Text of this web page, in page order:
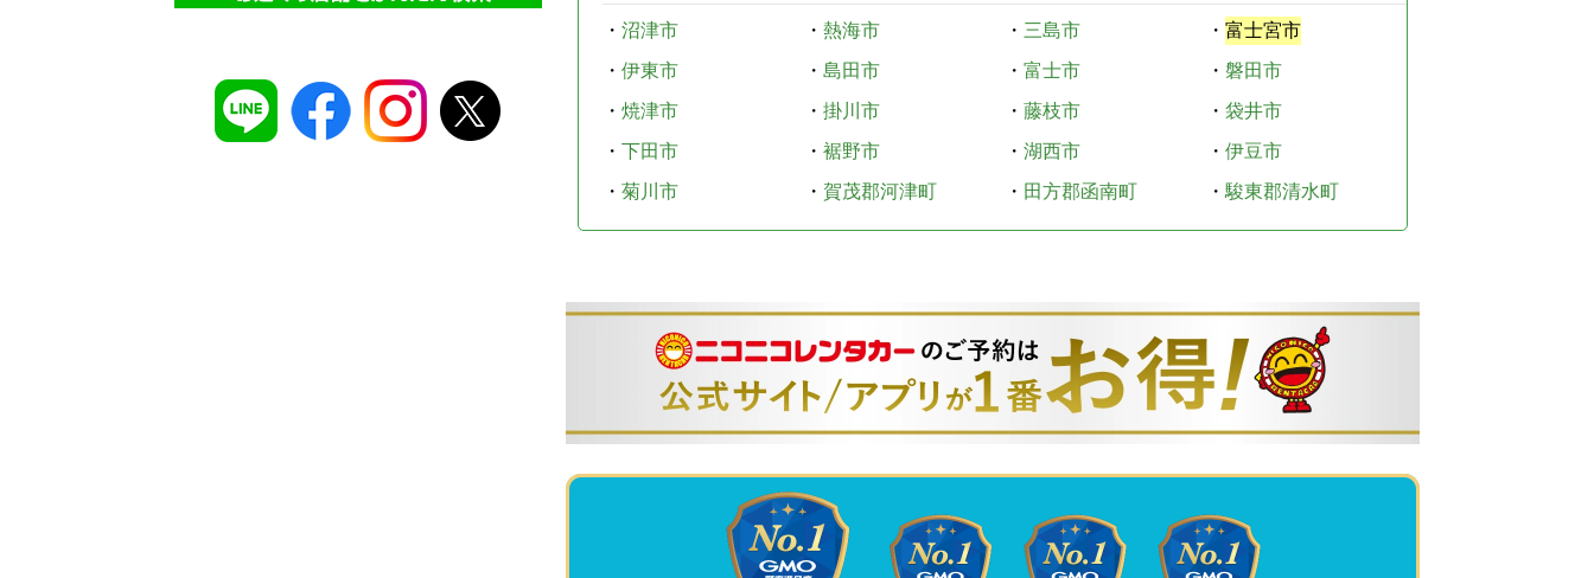
・ 沼津市 ・ 熱海市 ・ 三島市 ・ 富士宮市
・ 伊東市 ・ 島田市 ・ 富士市 ・ 磐田市
・ 焼津市 ・ 掛川市 ・ 藤枝市 ・ 袋井市
・ 下田市 ・ 裾野市 ・ 湖西市 ・ 伊豆市
・ 菊川市 ・ 賀茂郡河津町 ・ 田方郡函南町 ・ 駿東郡清水町